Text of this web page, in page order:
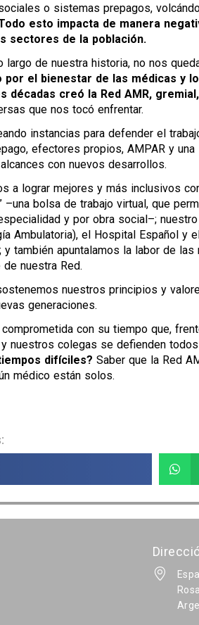
o sistemas prepagos,
esto impacta de manera
sectores de la población.
largo de nuestra historia, no nos
por el bienestar de las médicas y
décadas creó la Red AMR,
que nos tocó enfrentar.
instancias para defender el
efectores propios, AMPAR y
con nuevos desarrollos.
a lograr mejores y más inclusivos
–una bolsa de trabajo virtual, que
y por obra social–;
Ambulatoria), el Hospital Español y
también apuntalamos la labor de
nuestra Red.
nuestros principios y
generaciones.
con su tiempo que,
nuestros colegas se defienden
difíciles? Saber que la Red
médico están solos.